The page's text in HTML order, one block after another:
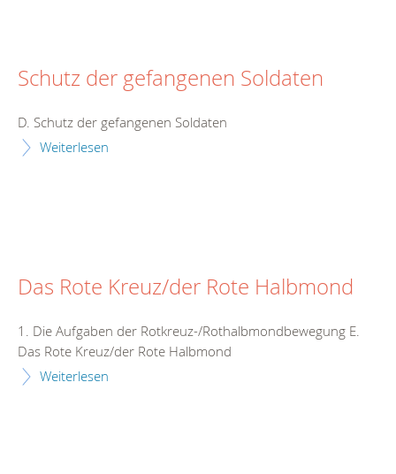
Schutz der gefangenen Soldaten
D. Schutz der gefangenen Soldaten
Weiterlesen
Das Rote Kreuz/der Rote Halbmond
1. Die Aufgaben der Rotkreuz-/Rothalbmondbewegung E.
Das Rote Kreuz/der Rote Halbmond
Weiterlesen